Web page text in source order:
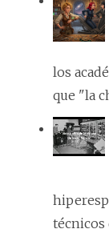
los
que "la
técnicos